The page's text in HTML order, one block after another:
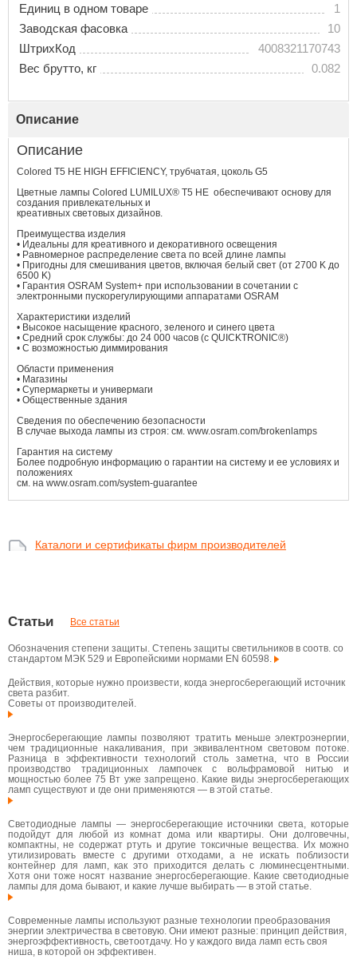
Единиц в одном товаре
1
Заводская фасовка
10
ШтрихКод
4008321170743
Вес брутто, кг
0.082
Описание
Описание
Colored T5 HE HIGH EFFICIENCY, трубчатая, цоколь G5
Цветные лампы Colored LUMILUX® T5 HE обеспечивают основу для
создания привлекательных и
креативных световых дизайнов.
Преимущества изделия
• Идеальны для креативного и декоративного освещения
• Равномерное распределение света по всей длине лампы
• Пригодны для смешивания цветов, включая белый свет (от 2700 K до
6500 K)
• Гарантия OSRAM System+ при использовании в сочетании с
электронными пускорегулирующими аппаратами OSRAM
Характеристики изделий
• Высокое насыщение красного, зеленого и синего цвета
• Средний срок службы: до 24 000 часов (с QUICKTRONIC®)
• С возможностью диммирования
Области применения
• Магазины
• Супермаркеты и универмаги
• Общественные здания
Сведения по обеспечению безопасности
В случае выхода лампы из строя: см. www.osram.com/brokenlamps
Гарантия на систему
Более подробную информацию о гарантии на систему и ее условиях и
положениях
см. на www.osram.com/system-guarantee
Каталоги и сертификаты фирм производителей
Статьи Все статьи
Обозначения степени защиты. Степень защиты светильников в соотв. со
стандартом МЭК 529 и Европейскими нормами EN 60598.
Действия, которые нужно произвести, когда энергосберегающий источник
света разбит.
Советы от производителей.
Энергосберегающие лампы позволяют тратить меньше электроэнергии,
чем традиционные накаливания, при эквивалентном световом потоке.
Разница в эффективности технологий столь заметна, что в России
производство традиционных лампочек с вольфрамовой нитью и
мощностью более 75 Вт уже запрещено. Какие виды энергосберегающих
ламп существуют и где они применяются — в этой статье.
Светодиодные лампы — энергосберегающие источники света, которые
подойдут для любой из комнат дома или квартиры. Они долговечны,
компактны, не содержат ртуть и другие токсичные вещества. Их можно
утилизировать вместе с другими отходами, а не искать поблизости
контейнер для ламп, как это приходится делать с люминесцентными.
Хотя они тоже носят название энергосберегающие. Какие светодиодные
лампы для дома бывают, и какие лучше выбирать — в этой статье.
Современные лампы используют разные технологии преобразования
энергии электричества в световую. Они имеют разные: принцип действия,
энергоэффективность, светоотдачу. Но у каждого вида ламп есть своя
ниша, в которой он эффективен.